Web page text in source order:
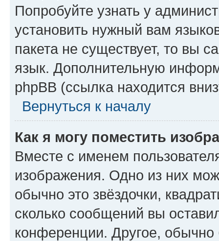
Попробуйте узнать у
установить нужный вам
пакета не существует, то вы
язык. Дополнительную
phpBB (ссылка находится
Вернуться к началу
Как я могу поместить
Вместе с именем
изображения. Одно из них
обычно это звёздочки,
сколько сообщений вы
конференции. Другое,